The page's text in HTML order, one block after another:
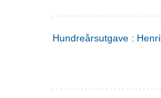
Hundreårsutgave :